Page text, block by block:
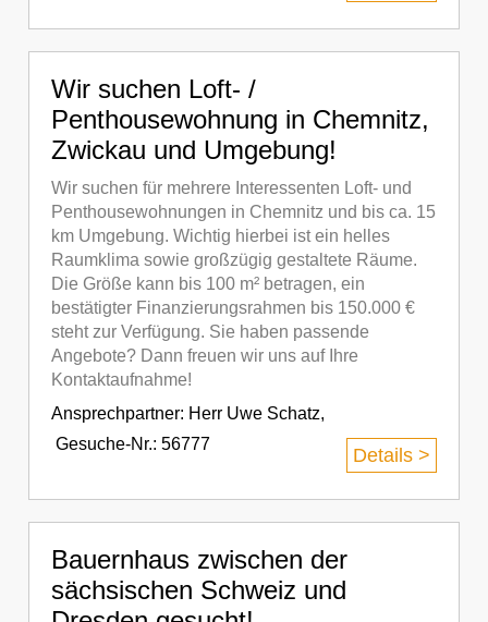
Wir suchen Loft- /
Penthousewohnung in Chemnitz,
Zwickau und Umgebung!
Wir suchen für mehrere Interessenten Loft- und
Penthousewohnungen in Chemnitz und bis ca. 15
km Umgebung. Wichtig hierbei ist ein helles
Raumklima sowie großzügig gestaltete Räume.
Die Größe kann bis 100 m² betragen, ein
bestätigter Finanzierungsrahmen bis 150.000 €
steht zur Verfügung. Sie haben passende
Angebote? Dann freuen wir uns auf Ihre
Kontaktaufnahme!
Ansprechpartner: Herr Uwe Schatz,
Gesuche-Nr.: 56777
Details >
Bauernhaus zwischen der
sächsischen Schweiz und